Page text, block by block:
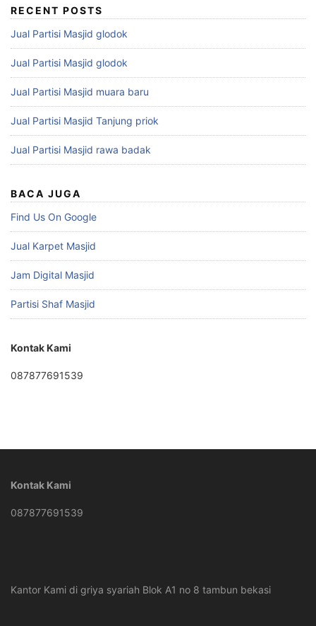
RECENT POSTS
Jual Partisi Masjid glodok
Jual Partisi Masjid glodok
Jual Partisi Masjid muara baru
Jual Partisi Masjid Tanjung priok
Jual Partisi Masjid rawa badak
BACA JUGA
Find Us On Google
Jual Karpet Masjid
Jam Digital Masjid
Partisi Shaf Masjid
Kontak Kami
087877691539
Kontak Kami
087877691539
Kantor Kami di griya syariah Blok A1 no 8 tambun bekasi